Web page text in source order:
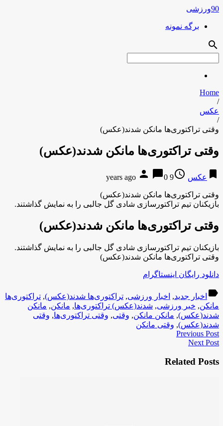
90ورزشی
برگه نمونه
search
Home
/
عکس
/
وقتی تراکتوری‌ها مانکن شدند(عکس)
وقتی تراکتوری‌ها مانکن شدند(عکس)
bookmark عکس access_time
9 years ago
person chat_bubble0
وقتی تراکتوری‌ها مانکن شدند(عکس)
بازیکنان تیم تراکتورسازی شادی گل جالبی را به نمایش گذاشتند.
وقتی تراکتوری‌ها مانکن شدند(عکس)
بازیکنان تیم تراکتورسازی شادی گل جالبی را به نمایش گذاشتند.
وقتی تراکتوری‌ها مانکن شدند(عکس)
دانلود رایگان اینستاگرام
label اخبار جدید, اخبار ورزشی, تراکتوری‌ها شدند(عکس), تراکتوری‌ها
مانکن, خبر ورزشی, شدند(عکس) تراکتوری‌ها, مانکن, مانکن
شدند(عکس), مانکن مانکن, وقتی, وقتی تراکتوری‌ها, وقتی
شدند(عکس), وقتی مانکن
Previous Post
Next Post
Related Posts